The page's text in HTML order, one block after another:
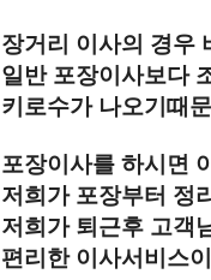
장거리 이사의 경우
일반 포장이사보다
키로수가 나오기때
포장이사를 하시면
저희가 포장부터 정
저희가 퇴근후 고객
편리한 이사서비스